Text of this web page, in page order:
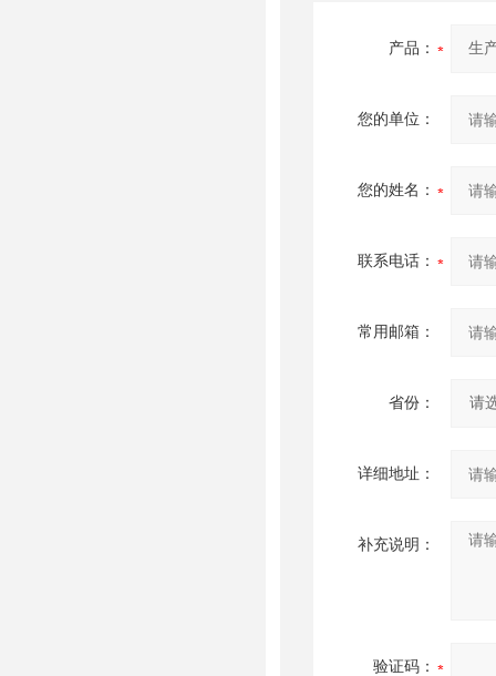
产品：
您的单位：
您的姓名：
联系电话：
常用邮箱：
省份：
详细地址：
补充说明：
验证码：